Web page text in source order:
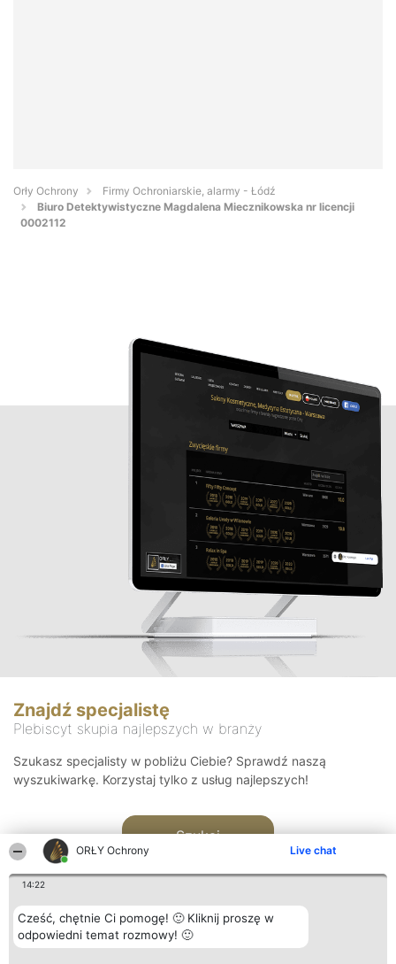
ORŁY Ochrony Live chat
14:22
Cześć, chętnie Ci pomogę! 🙂 Kliknij proszę w
odpowiedni temat rozmowy! 🙂
Orły Ochrony
Firmy Ochroniarskie, alarmy - Łódź
Biuro Detektywistyczne Magdalena Miecznikowska nr licencji
0002112
Znajdź specjalistę
Plebiscyt skupia najlepszych w branży
Szukasz specjalisty w pobliżu Ciebie? Sprawdź naszą
wyszukiwarkę. Korzystaj tylko z usług najlepszych!
Szukaj